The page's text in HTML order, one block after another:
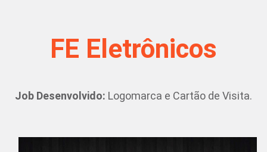
FE Eletrônicos
Job Desenvolvido: Logomarca e Cartão de Visita.